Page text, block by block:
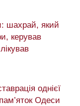
шахрай, який
керував
однієї
Одеси